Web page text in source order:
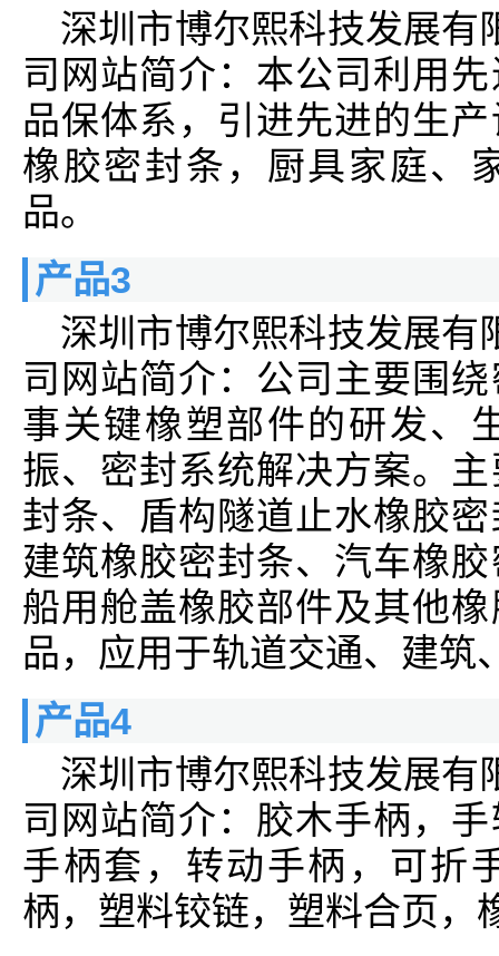
深圳市博尔熙科技发展有
司网站简介：本公司利用
品保体系，引进先进的生
橡胶密封条，厨具家庭、
品。
产品3
深圳市博尔熙科技发展有
司网站简介：公司主要围
事关键橡塑部件的研发、
振、密封系统解决方案。
封条、盾构隧道止水橡胶
建筑橡胶密封条、汽车橡
船用舱盖橡胶部件及其他
品，应用于轨道交通、建筑
产品4
深圳市博尔熙科技发展有
司网站简介：胶木手柄，
手柄套，转动手柄，可折
柄，塑料铰链，塑料合页，